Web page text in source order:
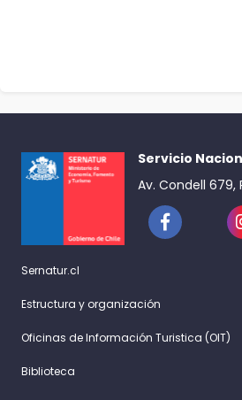
Servicio
Av. Condell 679,
Sernatur.cl
Estructura y organización
Oficinas de Información Turistica (OIT)
Biblioteca